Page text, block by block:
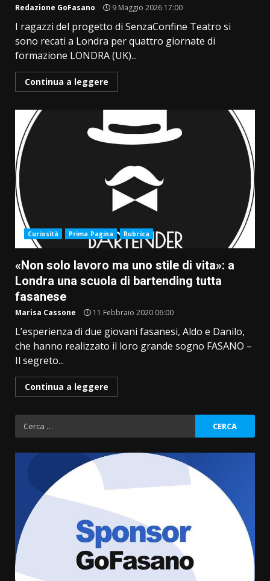
Redazione GoFasano 9 Maggio 2026 17:00
I ragazzi del progetto di SenzaConfine Teatro si
sono recati a Londra per quattro giornate di
formazione LONDRA (UK)...
Continua a leggere
Curiosità Prima Pagina Rubrica
«Non solo lavoro ma uno stile di vita»: a
Londra una scuola di bartending tutta
fasanese
Marisa Cassone 11 Febbraio 2020 06:00
L’esperienza di due giovani fasanesi, Aldo e Danilo,
che hanno realizzato il loro grande sogno FASANO –
Il segreto...
Continua a leggere
Ricerca
per:
Cura dei beni comuni e
cittadinanza attiva: online
l’avviso per la gestione